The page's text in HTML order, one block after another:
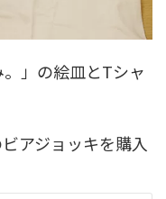
」の絵皿とTシャ
アジョッキを購入